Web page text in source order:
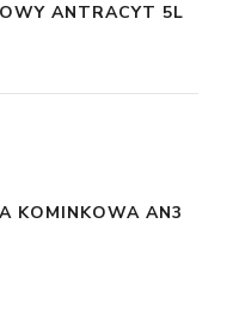
ANTRACYT 5L
KOMINKOWA AN3